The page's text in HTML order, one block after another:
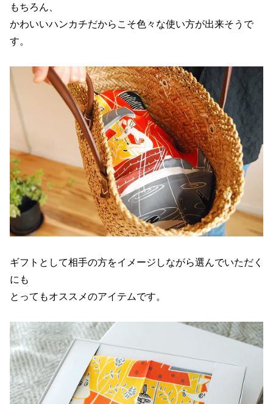
もちろん、
かわいいハンカチだからこそ色々な使い方が出来そうで
す。
ギフトとして相手の方をイメージしながら選んでいただく
にも
とってもオススメのアイテムです。